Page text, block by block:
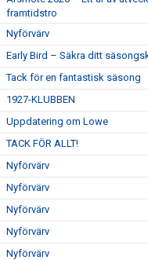
framtidstro
Nyförvärv
Early Bird – Säkra ditt
Tack för en fantastisk säsong
1927-KLUBBEN
Uppdatering om Lowe
TACK FÖR ALLT!
Nyförvärv
Nyförvärv
Nyförvärv
Nyförvärv
Nyförvärv